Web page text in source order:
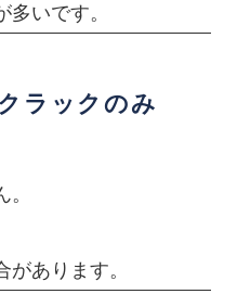
いです。
ラックのみ
あります。